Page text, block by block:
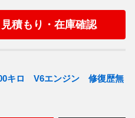
見積もり・在庫確認
キロ V6エンジン 修復歴無